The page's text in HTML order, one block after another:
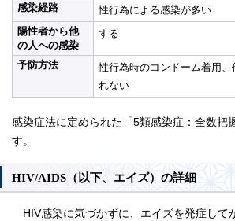
感染経路
性行為による感染が多い
陽性者から他
の人への感染
する
予防方法
性行為時のコンドーム着用
れない
感染症法に定められた「5類感染症：全数把
す。
HIV/AIDS（以下、エイズ）の詳細
HIV感染に気づかずに、エイズを発症して